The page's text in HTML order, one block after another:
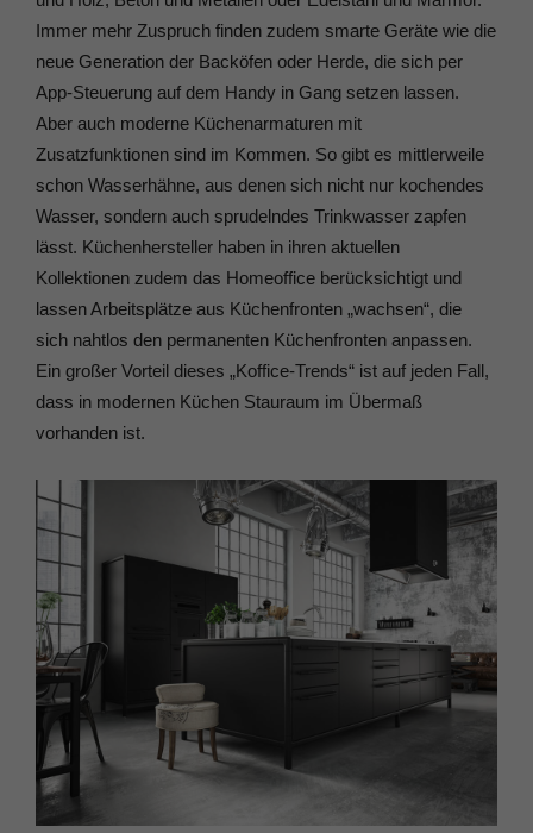
Immer mehr Zuspruch finden zudem smarte Geräte wie die
neue Generation der Backöfen oder Herde, die sich per
App-Steuerung auf dem Handy in Gang setzen lassen.
Aber auch moderne Küchenarmaturen mit
Zusatzfunktionen sind im Kommen. So gibt es mittlerweile
schon Wasserhähne, aus denen sich nicht nur kochendes
Wasser, sondern auch sprudelndes Trinkwasser zapfen
lässt. Küchenhersteller haben in ihren aktuellen
Kollektionen zudem das Homeoffice berücksichtigt und
lassen Arbeitsplätze aus Küchenfronten „wachsen“, die
sich nahtlos den permanenten Küchenfronten anpassen.
Ein großer Vorteil dieses „Koffice-Trends“ ist auf jeden Fall,
dass in modernen Küchen Stauraum im Übermaß
vorhanden ist.